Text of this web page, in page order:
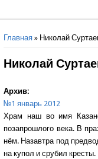
Вы здесь
Главная » Николай
Николай
Архив:
№1 январь 2012
Храм наш во имя
позапрошлого века. В
нём. Назавтра под
на купол и срубил кресты.